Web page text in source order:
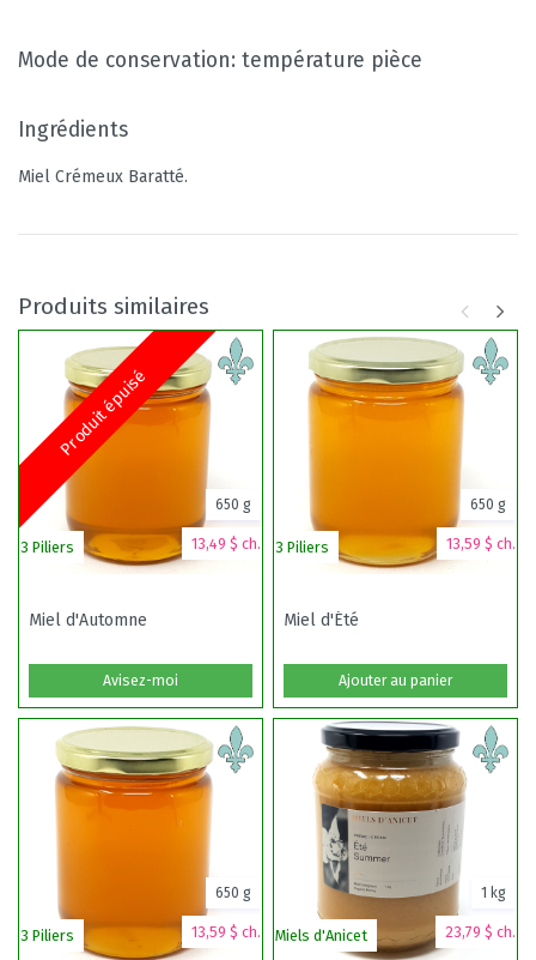
Mode de conservation: température pièce
Ingrédients
Miel Crémeux Baratté.
Produits similaires
Produit épuisé
3 Piliers 13,49 $ ch.
650 g
Miel d'Automne
Avisez-moi
3 Piliers 13,59 $ ch.
650 g
Miel d'Été
Ajouter au panier
3 Piliers 13,59 $ ch.
650 g
Miels d'Anicet 23,79 $ ch.
1 kg